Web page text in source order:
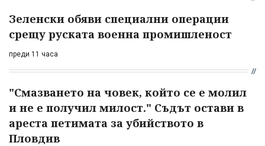
Зеленски обяви специални операции
срещу руската военна промишленост
преди 11 часа
"Смазването на човек, който се е молил
и не е получил милост." Съдът остави в
ареста петимата за убийството в
Пловдив